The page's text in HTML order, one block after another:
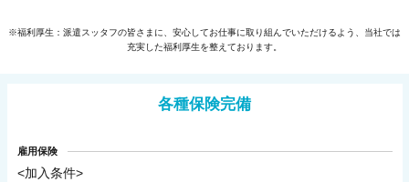
※福利厚生：派遣スッタフの皆さまに、安心してお仕事に取り組んでいただけるよう、当社では
充実した福利厚生を整えております。
各種保険完備
雇用保険
<加入条件>